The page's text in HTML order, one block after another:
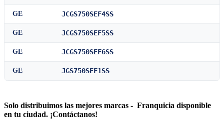
GE JCGS750SEF4SS
GE JCGS750SEF5SS
GE JCGS750SEF6SS
GE JGS750SEF1SS
Solo distribuimos las mejores marcas - Franquicia disponible
en tu ciudad. ¡Contáctanos!